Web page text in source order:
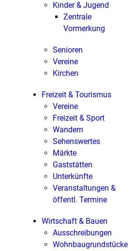
Kinder & Jugend
Zentrale
Vormerkung
Senioren
Vereine
Kirchen
Freizeit & Tourismus
Vereine
Freizeit & Sport
Wandern
Sehenswertes
Märkte
Gaststätten
Unterkünfte
Veranstaltungen &
öffentl. Termine
Wirtschaft & Bauen
Ausschreibungen
Wohnbaugrundstücke